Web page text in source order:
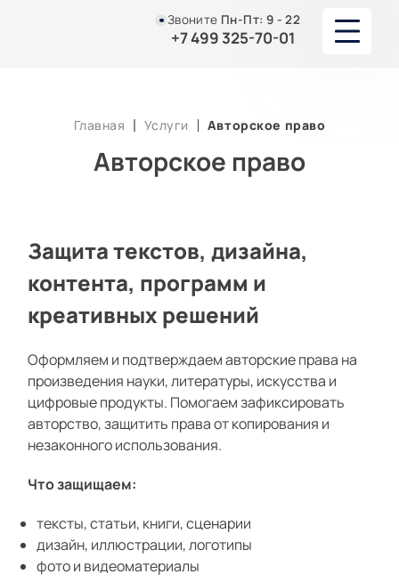
Звоните Пн-Пт: 9 - 22
+7 499 325-70-01
УСУЛУГИ
ПОРТФОЛИО
АКЦИИ И СКИДКИ
СТАТЬИ
КОНТАКТЫ
Главная Услуги Авторское право
Авторское право
Защита текстов, дизайна,
контента, программ и
креативных решений
Оформляем и подтверждаем авторские права на
произведения науки, литературы, искусства и
цифровые продукты. Помогаем зафиксировать
авторство, защитить права от копирования и
незаконного использования.
Что защищаем:
тексты, статьи, книги, сценарии
дизайн, иллюстрации, логотипы
фото и видеоматериалы